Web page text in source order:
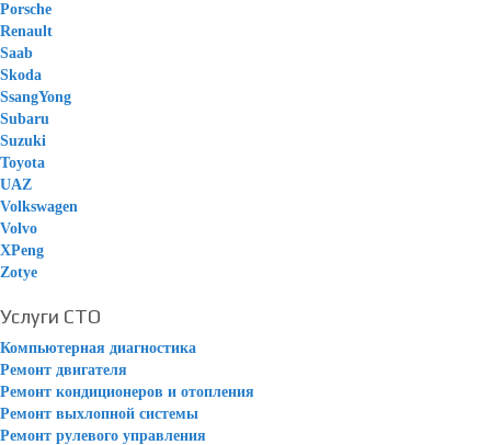
Porsche
Renault
Saab
Skoda
SsangYong
Subaru
Suzuki
Toyota
UAZ
Volkswagen
Volvo
XPeng
Zotye
Услуги СТО
Компьютерная диагностика
Ремонт двигателя
Ремонт кондиционеров и отопления
Ремонт выхлопной системы
Ремонт рулевого управления